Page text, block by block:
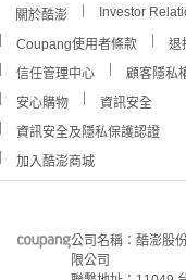
關於酷澎 Investor
Coupang使用者條款
退
信任管理中心
顧客隱私
安心購物
資訊安全
資訊安全及隱私保護認證
加入酷澎商城
公司名稱：酷澎股
限公司